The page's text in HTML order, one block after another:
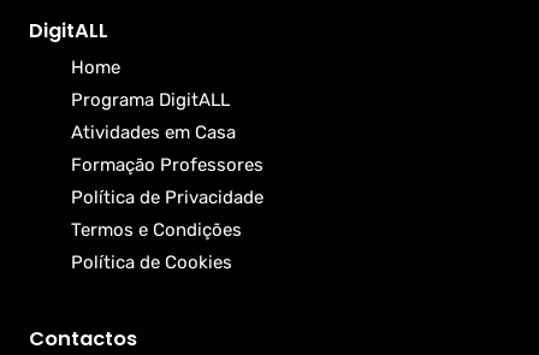
DigitALL
Home
Programa DigitALL
Atividades em Casa
Formação Professores
Política de Privacidade
Termos e Condições
Política de Cookies
Contactos